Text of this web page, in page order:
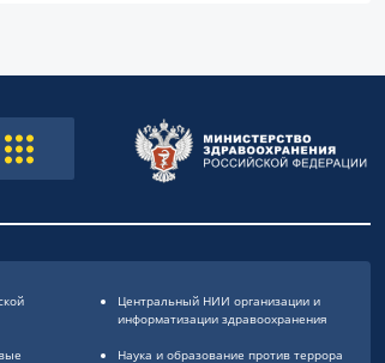
Центральный НИИ организации и
информатизации здравоохранения
Наука и образование против террора